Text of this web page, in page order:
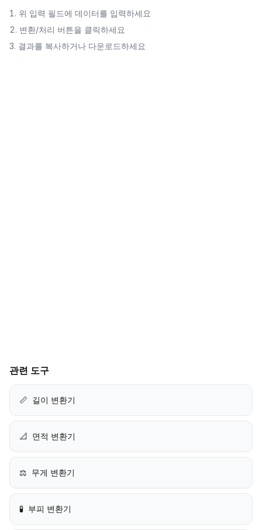
위 입력 필드에 데이터를 입력하세요
변환/처리 버튼을 클릭하세요
결과를 복사하거나 다운로드하세요
관련 도구
📏 길이 변환기
📐 면적 변환기
⚖️ 무게 변환기
🧪 부피 변환기